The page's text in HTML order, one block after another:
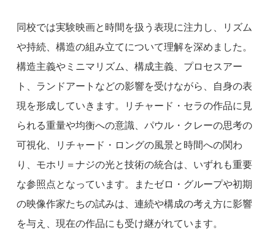
同校では実験映画と時間を扱う表現に注力し、リズム
や持続、構造の組み立てについて理解を深めました。
構造主義やミニマリズム、構成主義、プロセスアー
ト、ランドアートなどの影響を受けながら、自身の表
現を形成していきます。リチャード・セラの作品に見
られる重量や均衡への意識、パウル・クレーの思考の
可視化、リチャード・ロングの風景と時間への関わ
り、モホリ＝ナジの光と技術の統合は、いずれも重要
な参照点となっています。またゼロ・グループや初期
の映像作家たちの試みは、連続や構成の考え方に影響
を与え、現在の作品にも受け継がれています。